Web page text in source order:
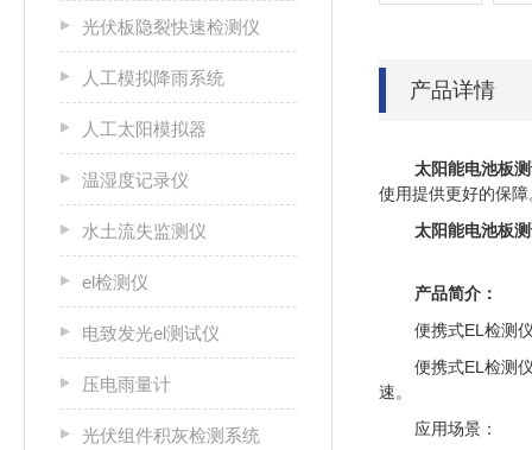
光伏板隐裂快速检测仪
人工模拟降雨系统
人工太阳模拟器
温湿度记录仪
水土流失监测仪
el检测仪
电致发光el测试仪
压电雨量计
光伏组件积灰检测系统
产品详情
太阳能电池板
使用提供更好的保障
太阳能电池板
产品简介：
便携式EL检测
便携式EL检测
速。
应用场景：